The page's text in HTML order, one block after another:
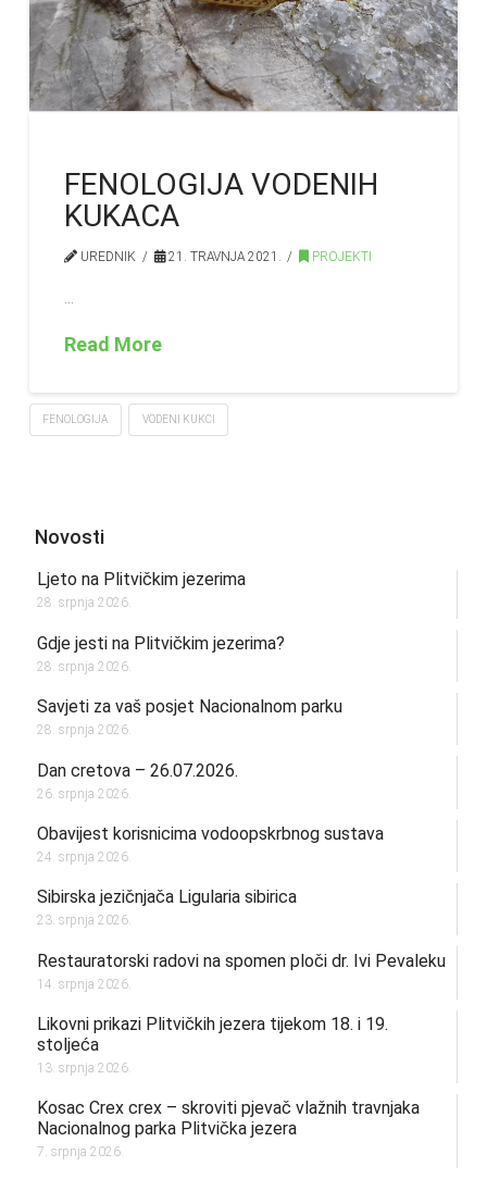
FENOLOGIJA VODENIH
KUKACA
UREDNIK 21. TRAVNJA 2021. PROJEKTI
Read More
FENOLOGIJA VODENI KUKCI
Novosti
Ljeto na Plitvičkim jezerima
28. srpnja 2026.
Gdje jesti na Plitvičkim jezerima?
28. srpnja 2026.
Savjeti za vaš posjet Nacionalnom parku
28. srpnja 2026.
Dan cretova – 26.07.2026.
26. srpnja 2026.
Obavijest korisnicima vodoopskrbnog sustava
24. srpnja 2026.
Sibirska jezičnjača Ligularia sibirica
23. srpnja 2026.
Restauratorski radovi na spomen ploči dr. Ivi Pevaleku
14. srpnja 2026.
Likovni prikazi Plitvičkih jezera tijekom 18. i 19.
stoljeća
13. srpnja 2026.
Kosac Crex crex – skroviti pjevač vlažnih travnjaka
Nacionalnog parka Plitvička jezera
7. srpnja 2026.